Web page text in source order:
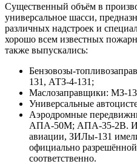
Существенный объём в
универсальное шасси,
различных надстроек и
хорошо всем известных
также выпускались:
Бензовозы-
131, АТЗ-4-131;
Маслозаправщики: МЗ-
Универсальные
Аэродромные
АПА-50М; АПА-35-2В.
авиации, ЗИЛы-131
официально
соответственно.